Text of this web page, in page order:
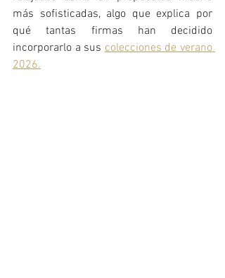
más sofisticadas, algo que explica por
qué tantas firmas han decidido
incorporarlo a sus colecciones de verano
2026.